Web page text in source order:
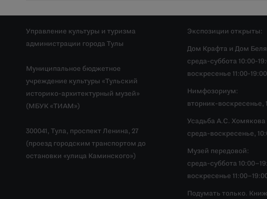
Управление культуры и туризма
администрации города Тулы
Муниципальное бюджетное
учреждение культуры «Тульский
историко-архитектурный музей»
(МБУК «ТИАМ»)
300041, Тула, проспект Ленина, 27
(проезд городским транспортом до
остановки «улица Каминского»)
Экспозиции открыты:
Дом Крафта и Дом
среда-суббота 10:00-
воскресенье 11:00-19:00
Нимфозориум:
вторник-воскресенье,
Усадьба А.С. Хомякова
среда-воскресенье,
Музей передовой:
среда-суббота
воскресенье
Подумать только.